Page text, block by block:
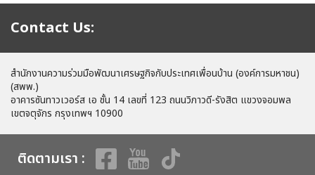
Contact Us:
สำนักงานความร่วมมือพัฒนาเศรษฐกิจกับประเทศเพื่อนบ้าน (องค์การมหาชน)
(สพพ.)
อาคารซันทาวเวอร์ส เอ ชั้น 14 เลขที่ 123 ถนนวิภาวดี-รังสิต แขวงจอมพล
เขตจตุจักร กรุงเทพฯ 10900
ติดตามเรา :